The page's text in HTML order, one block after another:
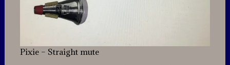
Pixie – Straight mute